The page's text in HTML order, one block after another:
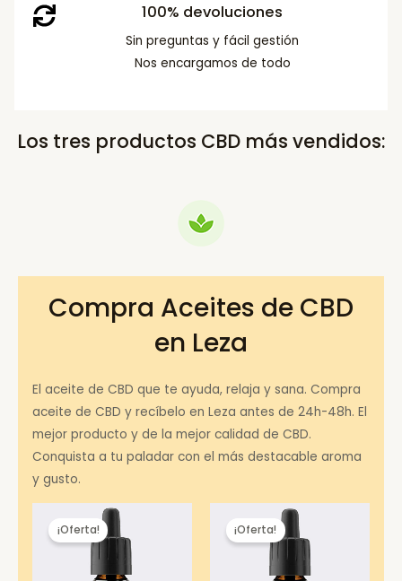
100% devoluciones
Sin preguntas y fácil gestión
Nos encargamos de todo
Los tres productos CBD más vendidos:
Compra Aceites de CBD
en Leza
El aceite de CBD que te ayuda, relaja y sana. Compra
aceite de CBD y recíbelo en Leza antes de 24h-48h. El
mejor producto y de la mejor calidad de CBD.
Conquista a tu paladar con el más destacable aroma
y gusto.
¡Oferta! ¡Oferta!